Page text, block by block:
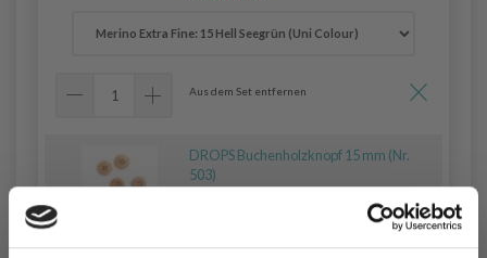
Aus dem Set entfernen
DROPS Buchenholzknopf 15 mm (Nr.
503)